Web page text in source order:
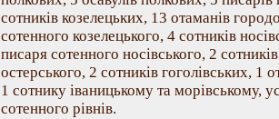
сотників козелецьких, 13 отаманів
сотенного козелецького, 4 сотників
писаря сотенного носівського, 2
остерського, 2 сотників гоголівських, 1
1 сотнику іваницькому та морівському,
сотенного рівнів.